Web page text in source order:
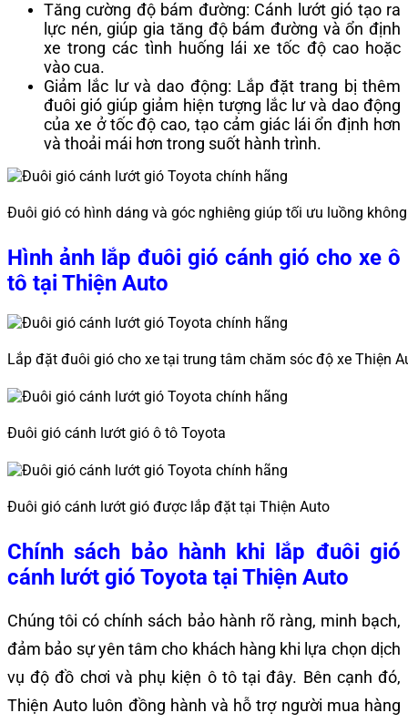
Tăng cường độ bám đường: Cánh lướt gió tạo ra
lực nén, giúp gia tăng độ bám đường và ổn định
xe trong các tình huống lái xe tốc độ cao hoặc
vào cua.
Giảm lắc lư và dao động: Lắp đặt trang bị thêm
đuôi gió giúp giảm hiện tượng lắc lư và dao động
của xe ở tốc độ cao, tạo cảm giác lái ổn định hơn
và thoải mái hơn trong suốt hành trình.
Đuôi gió có hình dáng và góc nghiêng giúp tối ưu luồng
Hình ảnh lắp đuôi gió cánh gió cho xe ô
tô tại Thiện Auto
Lắp đặt đuôi gió cho xe tại trung tâm chăm sóc độ xe Thiện
Đuôi gió cánh lướt gió ô tô Toyota
Đuôi gió cánh lướt gió được lắp đặt tại Thiện Auto
Chính sách bảo hành khi lắp đuôi gió
cánh lướt gió Toyota tại Thiện Auto
Chúng tôi có chính sách bảo hành rõ ràng, minh bạch,
đảm bảo sự yên tâm cho khách hàng khi lựa chọn dịch
vụ độ đồ chơi và phụ kiện ô tô tại đây. Bên cạnh đó,
Thiện Auto luôn đồng hành và hỗ trợ người mua hàng